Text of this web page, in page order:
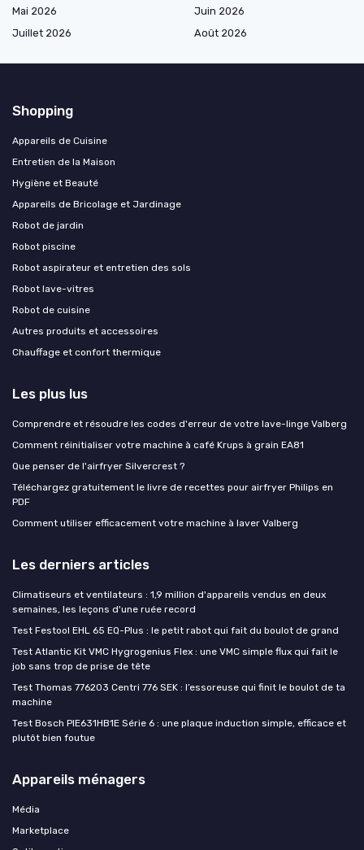
Mai 2026
Juin 2026
Juillet 2026
Août 2026
Shopping
Appareils de Cuisine
Entretien de la Maison
Hygiène et Beauté
Appareils de Bricolage et Jardinage
Robot de jardin
Robot piscine
Robot aspirateur et entretien des sols
Robot lave-vitres
Robot de cuisine
Autres produits et accessoires
Chauffage et confort thermique
Les plus lus
Comprendre et résoudre les codes d'erreur de votre lave-linge Valberg
Comment réinitialiser votre machine à café Krups à grain EA81
Que penser de l'airfryer Silvercrest ?
Téléchargez gratuitement le livre de recettes pour airfryer Philips en
PDF
Comment utiliser efficacement votre machine à laver Valberg
Les derniers articles
Climatiseurs et ventilateurs : 1,9 million d'appareils vendus en deux
semaines, les leçons d'une ruée record
Test Festool EHL 65 EQ-Plus : le petit rabot qui fait du boulot de grand
Test Atlantic Kit VMC Hygrogenius Flex : une VMC simple flux qui fait le
job sans trop de prise de tête
Test Thomas 776203 Centri 776 SEK : l’essoreuse qui finit le boulot de ta
machine
Test Bosch PIE631HB1E Série 6 : une plaque induction simple, efficace et
plutôt bien foutue
Appareils ménagers
Média
Marketplace